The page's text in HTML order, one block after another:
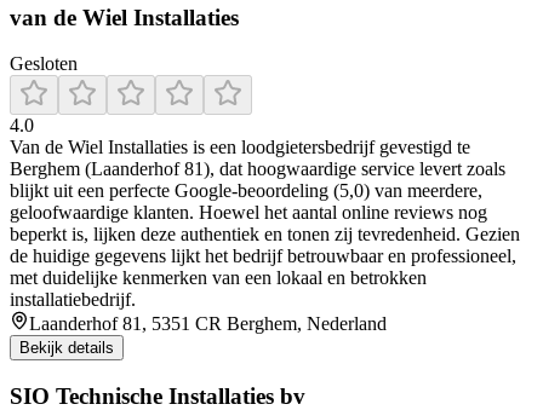
van de Wiel Installaties
Gesloten
4.0
Van de Wiel Installaties is een loodgietersbedrijf gevestigd te
Berghem (Laanderhof 81), dat hoogwaardige service levert zoals
blijkt uit een perfecte Google-beoordeling (5,0) van meerdere,
geloofwaardige klanten. Hoewel het aantal online reviews nog
beperkt is, lijken deze authentiek en tonen zij tevredenheid. Gezien
de huidige gegevens lijkt het bedrijf betrouwbaar en professioneel,
met duidelijke kenmerken van een lokaal en betrokken
installatiebedrijf.
Laanderhof 81, 5351 CR Berghem, Nederland
Bekijk details
SIO Technische Installaties bv